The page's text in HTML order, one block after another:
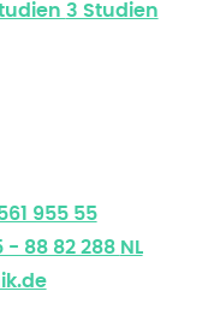
3 Studien
955 55
- 88 82 288 NL